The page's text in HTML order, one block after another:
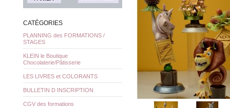
CATÉGORIES
PLANNING des FORMATIONS /
STAGES
KLEIN le Boutique
Chocolaterie/Pâtisserie
LES LIVRES et COLORANTS
BULLETIN D INSCRIPTION
CGV des formations